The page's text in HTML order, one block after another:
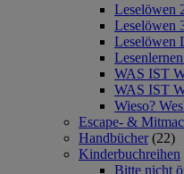
Leselöwen
Leselöwen
Leselöwen
WAS IST
WAS IST
Wieso?
Escape- &
Handbücher (22)
Kinderbuchreihen
Bitte nicht